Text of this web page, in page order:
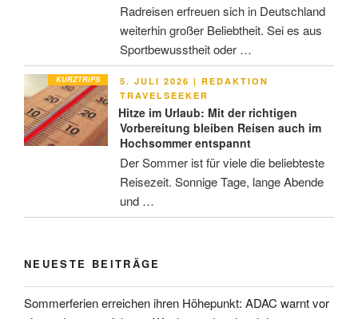
Radreisen erfreuen sich in Deutschland
weiterhin großer Beliebtheit. Sei es aus
Sportbewusstheit oder …
KURZTRIPS
VERÖFFENTLICHT
AM
5. JULI 2026 | REDAKTION
TRAVELSEEKER
Hitze im Urlaub: Mit der richtigen
Vorbereitung bleiben Reisen auch im
Hochsommer entspannt
Der Sommer ist für viele die beliebteste
Reisezeit. Sonnige Tage, lange Abende
und …
NEUESTE BEITRÄGE
Sommerferien erreichen ihren Höhepunkt: ADAC warnt vor